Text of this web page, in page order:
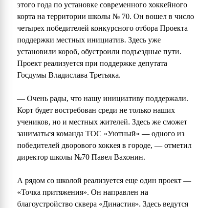
этого года по установке современного хоккейного
корта на территории школы № 70. Он вошел в число
четырех победителей конкурсного отбора Проекта
поддержки местных инициатив. Здесь уже
установили короб, обустроили подъездные пути.
Проект реализуется при поддержке депутата
Госдумы Владислава Третьяка.
— Очень рады, что нашу инициативу поддержали.
Корт будет востребован среди не только наших
учеников, но и местных жителей. Здесь же сможет
заниматься команда ТОС «Уютный» — одного из
победителей дворового хоккея в городе, — отметил
директор школы №70 Павел Вахонин.
А рядом со школой реализуется еще один проект —
«Точка притяжения». Он направлен на
благоустройство сквера «Династия». Здесь ведутся